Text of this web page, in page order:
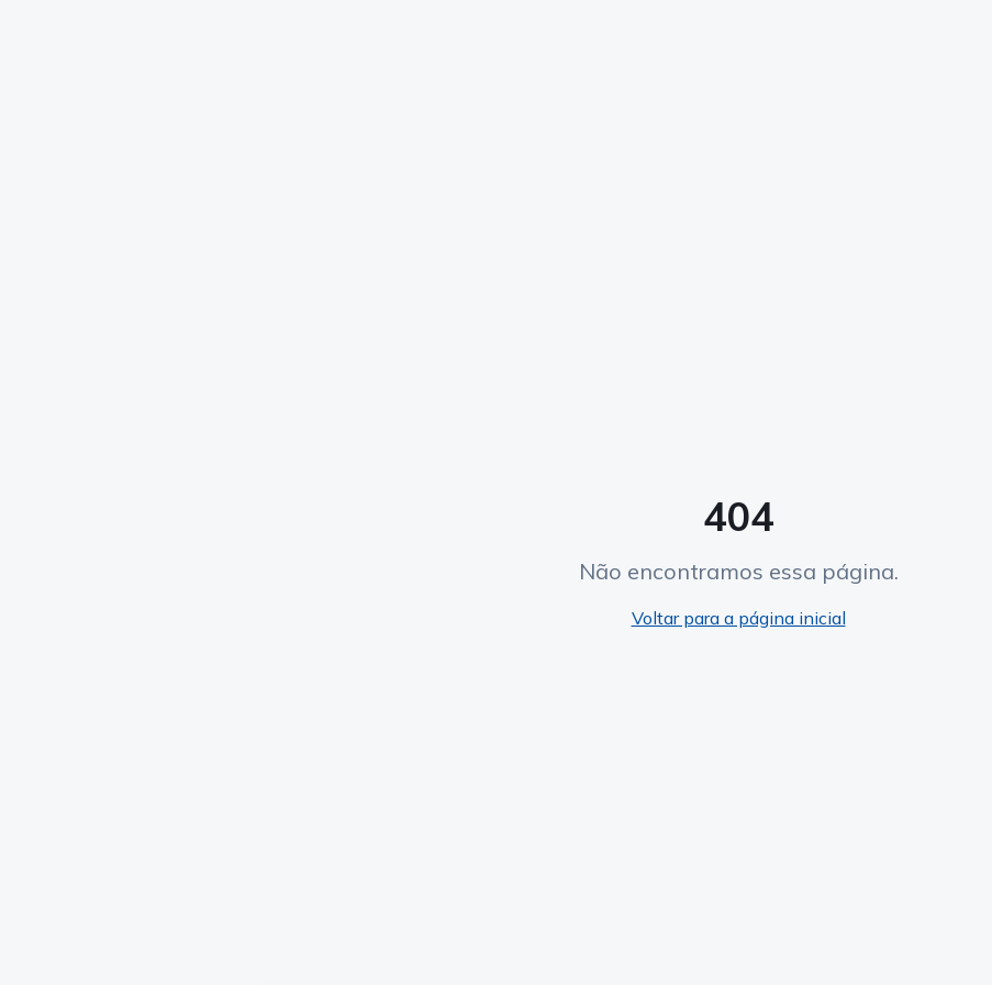
404
Não encontramos essa página.
Voltar para a página inicial